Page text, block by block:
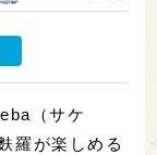
（サケ
羅が楽しめる